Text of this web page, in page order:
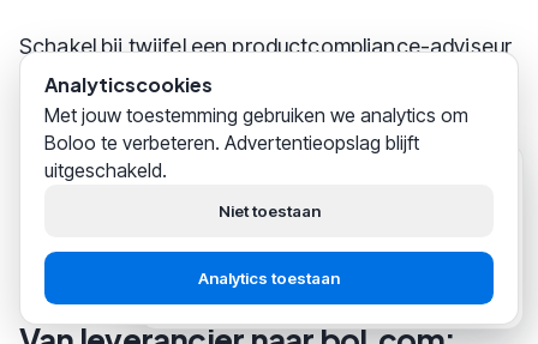
Schakel bij twijfel een productcompliance-adviseur
in, vooral als je producten importeert uit Azië. De
boetes voor non-compliance kunnen oplopen tot
tienduizenden euro's, en bol.com kan je
verkoopaccount schorsen als je producten niet
aan de regelgeving voldoen.bol.com-verkopers
Start gratis
Analyticscookies
Met jouw toestemming gebruiken we analytics om
Boloo te verbeteren. Advertentieopslag blijft
uitgeschakeld.
Niet toestaan
Analytics toestaan